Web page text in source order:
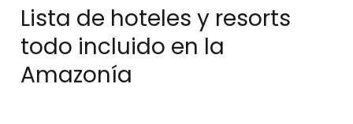
Lista de hoteles y resorts
todo incluido en la
Amazonía